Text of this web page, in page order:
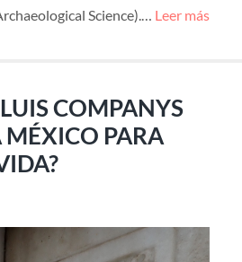
Science).… Leer más
COMPANYS
PARA